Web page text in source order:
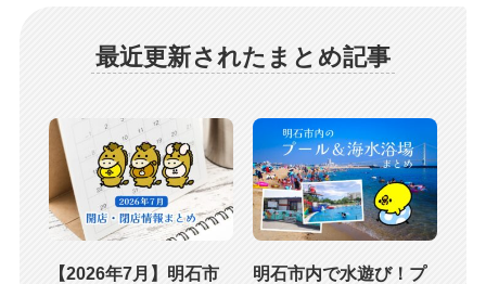
最近更新されたまとめ記事
【2026年7月】明石市
明石市内で水遊び！プ